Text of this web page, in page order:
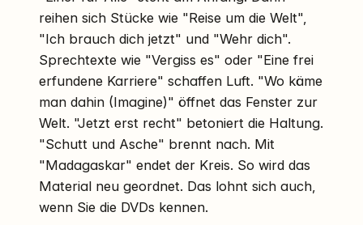
reihen sich Stücke wie "Reise um die Welt",
"Ich brauch dich jetzt" und "Wehr dich".
Sprechtexte wie "Vergiss es" oder "Eine frei
erfundene Karriere" schaffen Luft. "Wo käme
man dahin (Imagine)" öffnet das Fenster zur
Welt. "Jetzt erst recht" betoniert die Haltung.
"Schutt und Asche" brennt nach. Mit
"Madagaskar" endet der Kreis. So wird das
Material neu geordnet. Das lohnt sich auch,
wenn Sie die DVDs kennen.